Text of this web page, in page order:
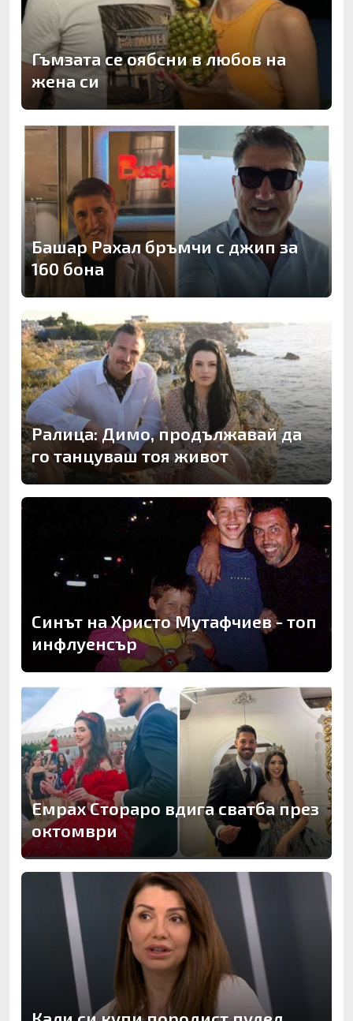
Гъмзата се оябсни в любов на
жена си
Башар Рахал бръмчи с джип за
160 бона
Ралица: Димо, продължавай да
го танцуваш тоя живот
Синът на Христо Мутафчиев - топ
инфлуенсър
Емрах Стораро вдига сватба през
октомври